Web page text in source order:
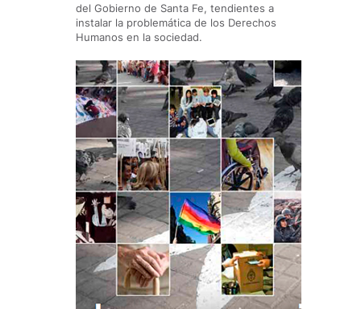
del Gobierno de Santa Fe, tendientes a
instalar la problemática de los Derechos
Humanos en la sociedad.